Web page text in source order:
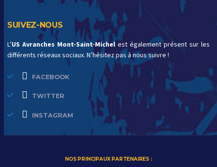
SUIVEZ-NOUS
L’US Avranches Mont-Saint-Michel est également présent sur les
différents réseaux sociaux. N’hésitez pas à nous suivre !
FACEBOOK
TWITTER
INSTAGRAM
NOS PRINCIPAUX PARTENAIRES :